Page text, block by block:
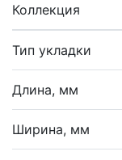
Коллекция
Тип укладки
Длина, мм
Ширина, мм